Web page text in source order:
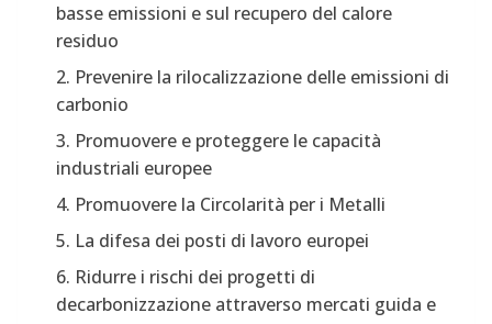
basse emissioni e sul recupero del calore
residuo
2. Prevenire la rilocalizzazione delle emissioni di
carbonio
3. Promuovere e proteggere le capacità
industriali europee
4. Promuovere la Circolarità per i Metalli
5. La difesa dei posti di lavoro europei
6. Ridurre i rischi dei progetti di
decarbonizzazione attraverso mercati guida e